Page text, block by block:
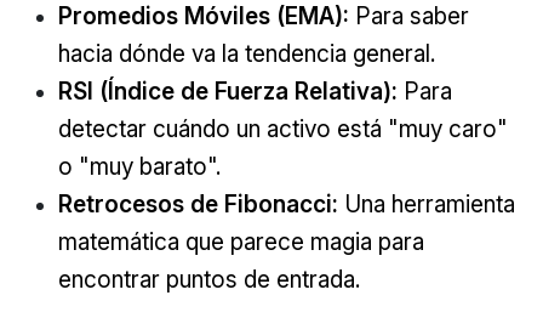
Promedios Móviles (EMA): Para saber
hacia dónde va la tendencia general.
RSI (Índice de Fuerza Relativa): Para
detectar cuándo un activo está "muy caro"
o "muy barato".
Retrocesos de Fibonacci: Una herramienta
matemática que parece magia para
encontrar puntos de entrada.